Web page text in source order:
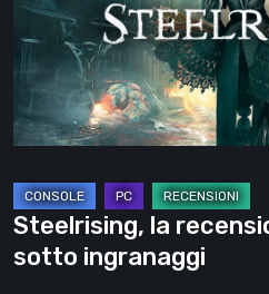
sotto
ingranaggi
Steelrising, la
sotto ingranaggi